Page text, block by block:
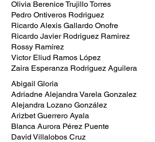
Olivia Berenice Trujillo Torres
Pedro Ontiveros Rodriguez
Ricardo Alexis Gallardo Onofre
Ricardo Javier Rodriguez Ramirez
Rossy Ramírez
Victor Eliud Ramos López
Zaira Esperanza Rodriguez Aguilera
Abigail Gloria
Adriadne Alejandra Varela Gonzalez
Alejandra Lozano González
Arizbet Guerrero Ayala
Blanca Aurora Pérez Puente
David Villalobos Cruz